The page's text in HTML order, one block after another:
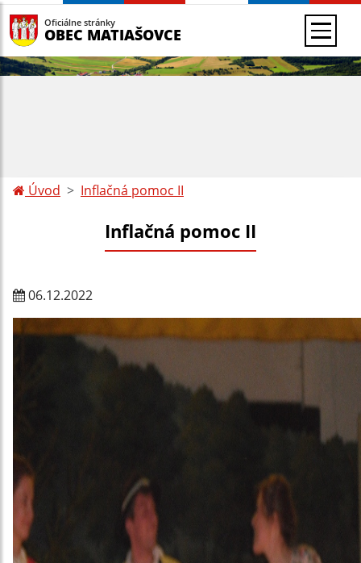
Oficiálne stránky
OBEC MATIAŠOVCE
Úvod Inflačná pomoc II
Inflačná pomoc II
06.12.2022